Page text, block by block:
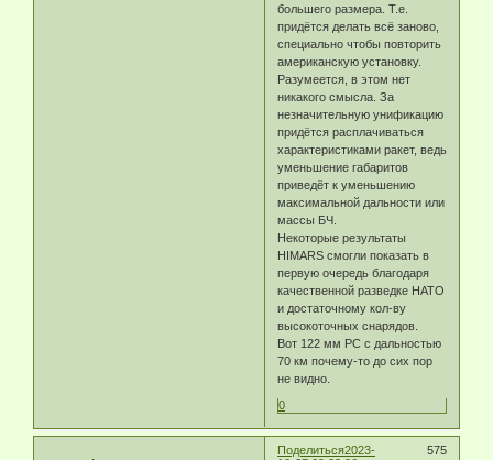
большего размера. Т.е.
придётся делать всё заново,
специально чтобы повторить
американскую установку.
Разумеется, в этом нет
никакого смысла. За
незначительную унификацию
придётся расплачиваться
характеристиками ракет, ведь
уменьшение габаритов
приведёт к уменьшению
максимальной дальности или
массы БЧ.
Некоторые результаты
HIMARS смогли показать в
первую очередь благодаря
качественной разведке НАТО
и достаточному кол-ву
высокоточных снарядов.
Вот 122 мм РС с дальностью
70 км почему-то до сих пор
не видно.
0
Поделиться 575
2023-